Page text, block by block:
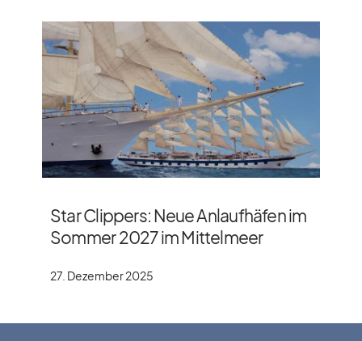
Star Clippers: Neue Anlaufhäfen im
Sommer 2027 im Mittelmeer
27. Dezember 2025